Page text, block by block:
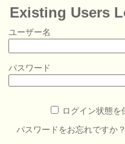
Existing Users
ユーザー名
パスワード
ログイン状態を
パスワードをお忘れですか？